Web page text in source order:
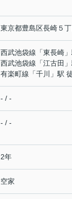
東京都豊島区長崎５
西武池袋線 「東長崎
西武池袋線 「江古田
有楽町線 「千川 」駅
- / -
- / -
2年
空家